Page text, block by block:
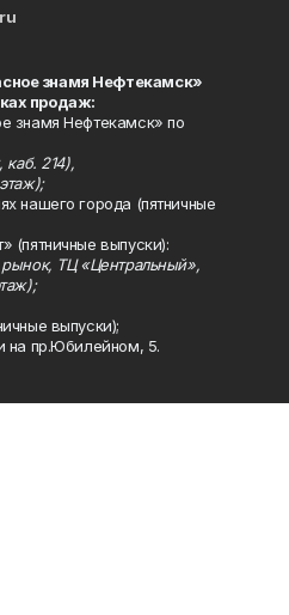
знамя Нефтекамск»
продаж:
знамя Нефтекамск» по
каб. 214),
нашего города (пятничные
(пятничные выпуски):
ТЦ «Центральный»,
выпуски);
на пр.Юбилейном, 5.